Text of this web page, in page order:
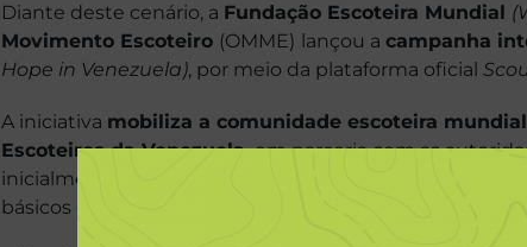
Diante deste cenário, a Fundação Escoteira Mundial
Movimento Escoteiro (OMME) lançou a campanha
Hope in Venezuela), por meio da plataforma oficial
A iniciativa mobiliza a comunidade escoteira
Escoteiros da Venezuela,em parceria com as
inicialmente, à recuperação de um espaço temporário
básicos de saúde para, pelo menos, 500 famílias